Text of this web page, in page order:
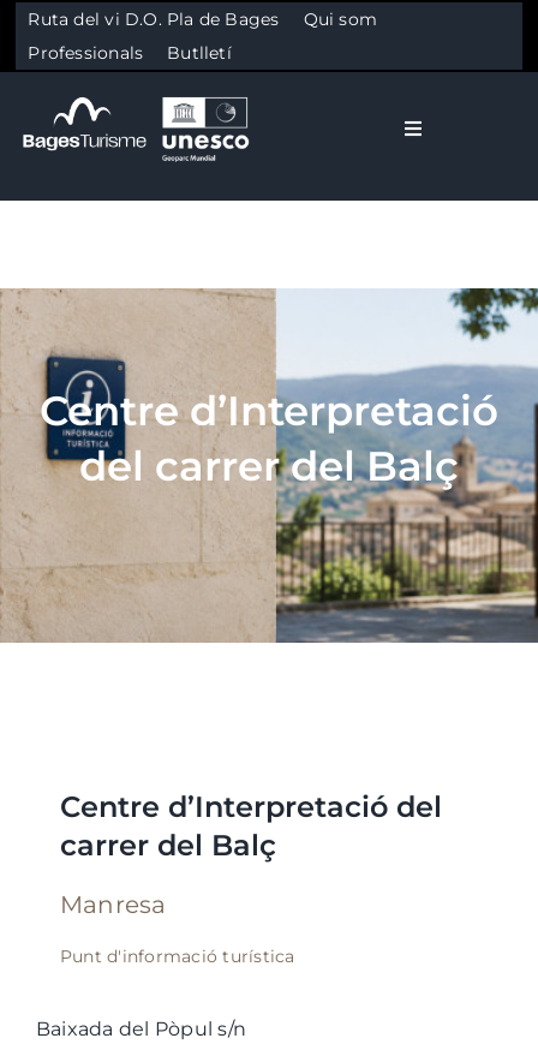
Skip to content
Ruta del vi D.O. Pla de Bages
Qui som
Professionals
Butlletí
Toggle
Cultura
Gastronomia
Centre d’Interpretació
del carrer del Balç
Centre d’Interpretació del
carrer del Balç
Manresa
Punt d'informació turística
Baixada del Pòpul s/n